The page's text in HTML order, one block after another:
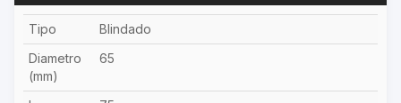
Tipo
Blindado
Diametro
(mm)
65